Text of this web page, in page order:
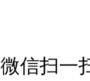
微信扫一